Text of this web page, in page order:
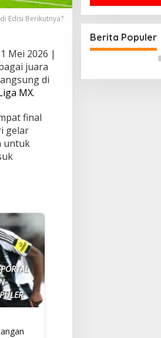
Edisi Berikutnya?
Mei 2026 |
juara
di
MX.
final
gelar
untuk
Berita Populer
Rampung Perekrutan